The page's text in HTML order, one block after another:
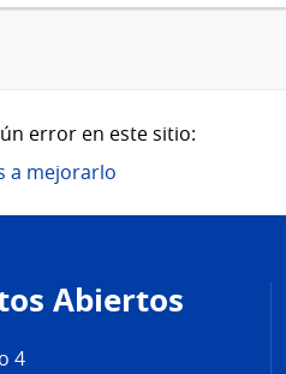
error en este sitio:
a mejorarlo
Abiertos
4